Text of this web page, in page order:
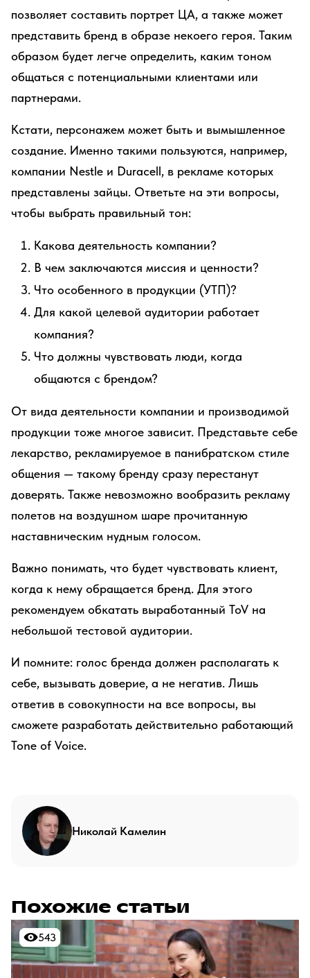
позволяет составить портрет ЦА, а также может
представить бренд в образе некоего героя. Таким
образом будет легче определить, каким тоном
общаться с потенциальными клиентами или
партнерами.
Кстати, персонажем может быть и вымышленное
создание. Именно такими пользуются, например,
компании Nestle и Duracell, в рекламе которых
представлены зайцы. Ответьте на эти вопросы,
чтобы выбрать правильный тон:
Какова деятельность компании?
В чем заключаются миссия и ценности?
Что особенного в продукции (УТП)?
Для какой целевой аудитории работает
компания?
Что должны чувствовать люди, когда
общаются с брендом?
От вида деятельности компании и производимой
продукции тоже многое зависит. Представьте себе
лекарство, рекламируемое в панибратском стиле
общения — такому бренду сразу перестанут
доверять. Также невозможно вообразить рекламу
полетов на воздушном шаре прочитанную
наставническим нудным голосом.
Важно понимать, что будет чувствовать клиент,
когда к нему обращается бренд. Для этого
рекомендуем обкатать выработанный ToV на
небольшой тестовой аудитории.
И помните: голос бренда должен располагать к
себе, вызывать доверие, а не негатив. Лишь
ответив в совокупности на все вопросы, вы
сможете разработать действительно работающий
Tone of Voice.
Николай Камелин
Похожие статьи
543
543